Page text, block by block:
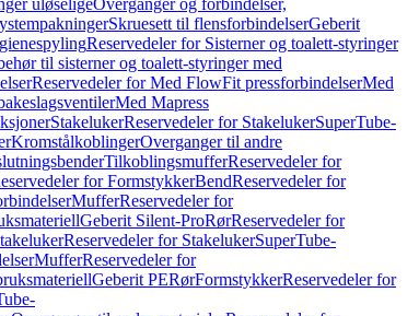
uløseligeOverganger og forbindelser,
Skruesett til flensforbindelserGeberit
Reservedeler for Sisterner og toalett-styringer
til sisterner og toalett-styringer med
Reservedeler for Med FlowFit pressforbindelserMed
Med Mapress
StakelukerReservedeler for StakelukerSuperTube-
KromstålkoblingerOverganger til andre
TilkoblingsmufferReservedeler for
for FormstykkerBendReservedeler for
MufferReservedeler for
Geberit Silent-ProRørReservedeler for
Reservedeler for StakelukerSuperTube-
MufferReservedeler for
Geberit PERørFormstykkerReservedeler for